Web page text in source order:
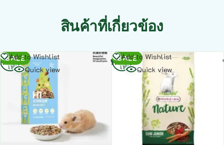
สินค้าที่เกี่ยวข้อง
SALE
Add to Wishlist
Quick view
อ่าน
เพิ่ม
SALE
Add to Wishlist
Quick view
อ่าน
เพิ่ม